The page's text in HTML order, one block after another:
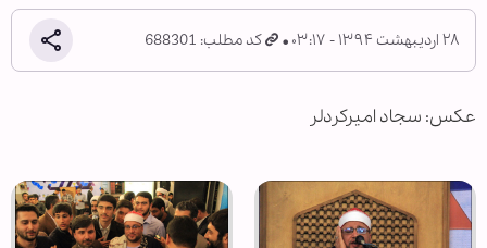
۲۸ اردیبهشت ۱۳۹۴ - ۰۳:۱۷ کد مطلب: 688301
عكس: سجاد امیركردلر